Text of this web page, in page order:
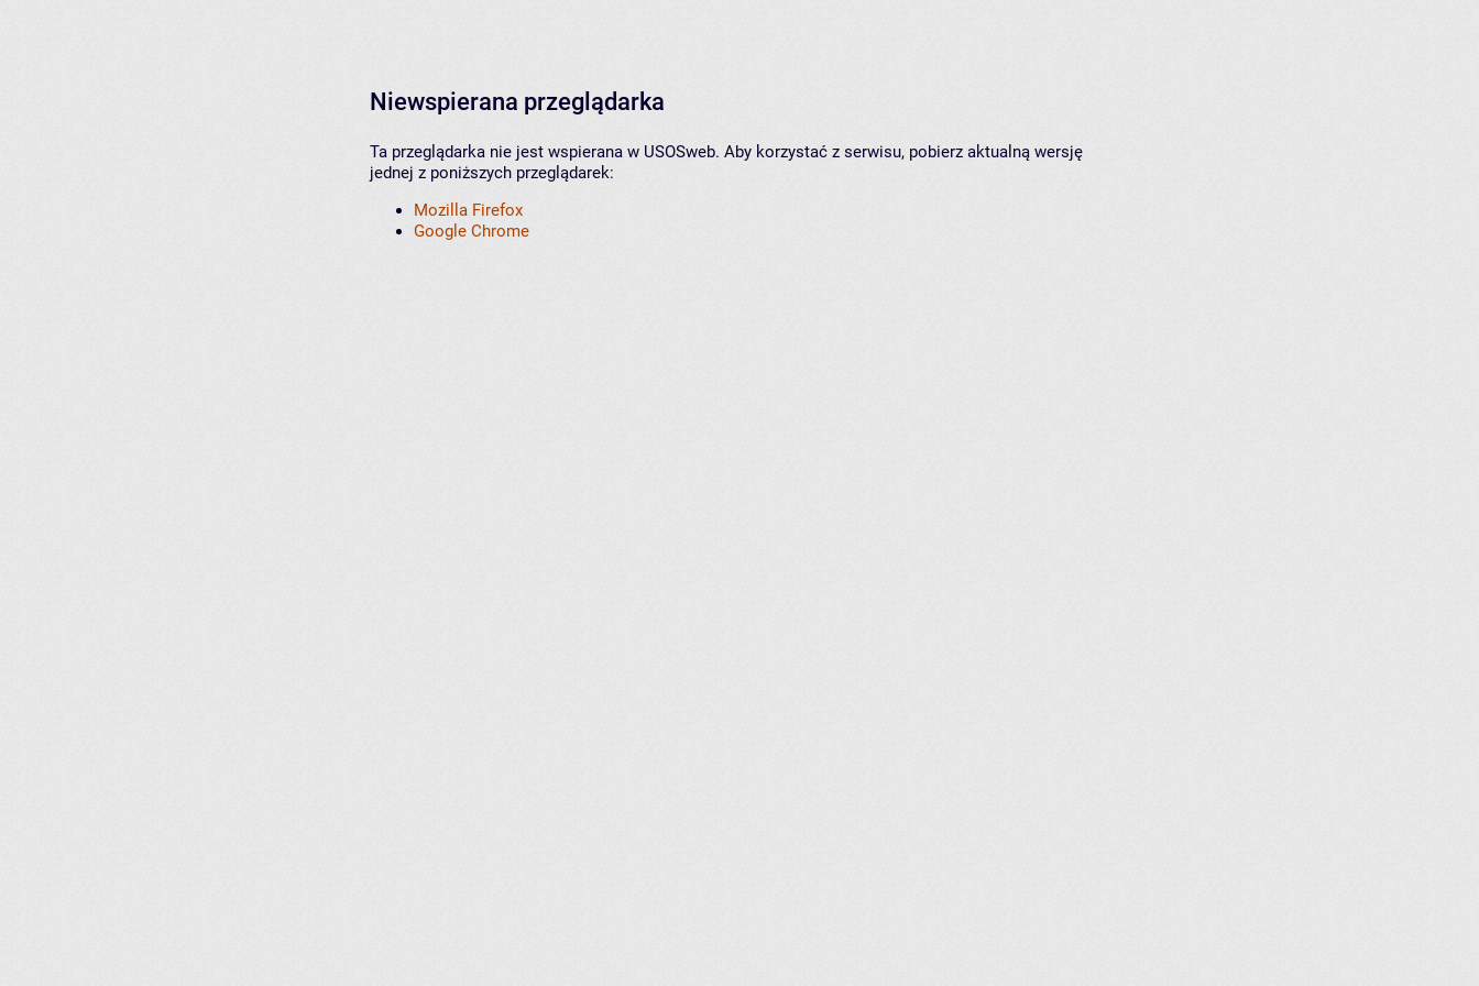
Niewspierana przeglądarka
Ta przeglądarka nie jest wspierana w USOSweb. Aby korzystać z serwisu, pobierz aktualną wersję
jednej z poniższych przeglądarek:
Mozilla Firefox
Google Chrome